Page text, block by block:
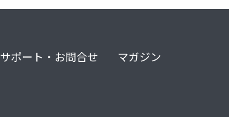
サポート・お問合せ マガジン